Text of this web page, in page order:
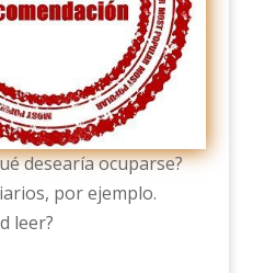
desearía ocuparse?
por ejemplo.
leer?